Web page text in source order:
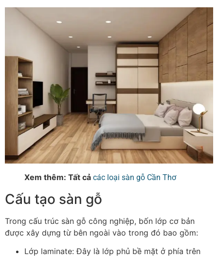
Xem thêm: Tất cả các loại sàn gỗ Cần Thơ
Cấu tạo sàn gỗ
Trong cấu trúc sàn gỗ công nghiệp, bốn lớp cơ bản
được xây dựng từ bên ngoài vào trong đó bao gồm:
Lớp laminate: Đây là lớp phủ bề mặt ở phía trên